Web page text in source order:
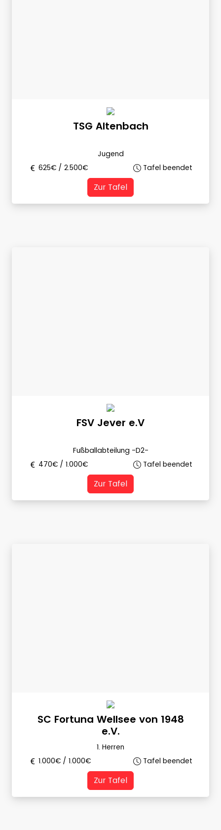
TSG Altenbach
Jugend
625€ / 2.500€ Tafel beendet
Zur Tafel
FSV Jever e.V
Fußballabteilung -D2-
470€ / 1.000€ Tafel beendet
Zur Tafel
SC Fortuna Wellsee von 1948
e.V.
1. Herren
1.000€ / 1.000€ Tafel beendet
Zur Tafel